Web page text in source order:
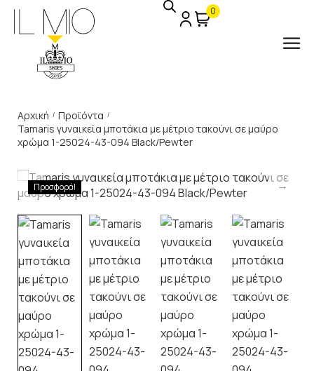
0
Αρχική / Προϊόντα /
Tamaris γυναικεία μποτάκια με μέτριο τακούνι σε μαύρο
χρώμα 1-25024-43-094 Black/Pewter
Προσφορά!